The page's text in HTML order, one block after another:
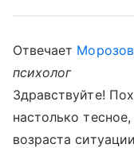
Отвечает
психолог
Здравствуйте!
настолько
возраста